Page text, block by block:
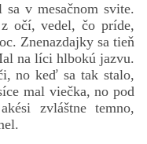
v mesačnom svite.
očí, vedel, čo príde,
Znenazdajky sa tieň
na líci hlbokú jazvu.
no keď sa tak stalo,
mal viečka, no pod
zvláštne temno,